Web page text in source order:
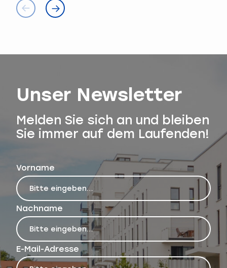
Unser Newsletter
Melden Sie sich an und bleiben
Sie immer auf dem Laufenden!
Vorname
Nachname
E-Mail-Adresse